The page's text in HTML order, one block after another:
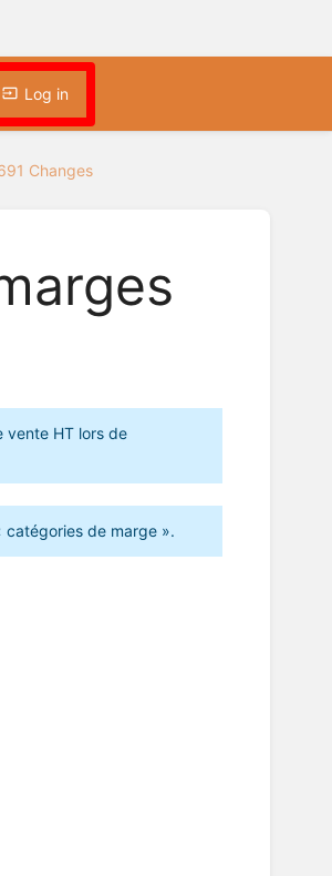
Log in
Changes
vente HT lors de
catégories de marge ».